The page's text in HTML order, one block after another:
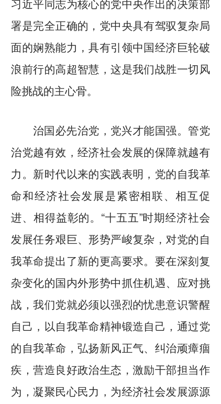
习近平同志为核心的党中央作出的决策部
署是完全正确的，党中央具有驾驭复杂局
面的娴熟能力，具有引领中国经济巨轮破
浪前行的高超智慧，这是我们战胜一切风
险挑战的主心骨。
治国必先治党，党兴才能国强。管党
治党越有效，经济社会发展的保障就越有
力。新时代以来的实践表明，党的自我革
命和经济社会发展是紧密相联、相互促
进、相得益彰的。“十五五”时期经济社会
发展任务艰巨、形势严峻复杂，对党的自
我革命提出了新的更高要求。要在深刻复
杂变化的国内外形势中抓住机遇、应对挑
战，我们党就必须以强烈的忧患意识警醒
自己，以自我革命精神锻造自己，通过党
的自我革命，弘扬新风正气、纠治顽瘴痼
疾，营造良好政治生态，激励干部担当作
为，凝聚民心民力，为经济社会发展源源